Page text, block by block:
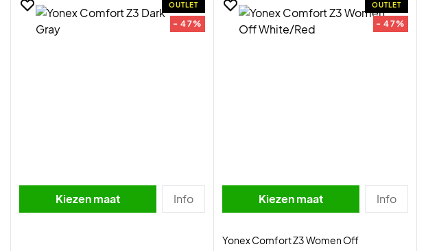
OUTLET
- 47%
Kiezen maat Info
OUTLET
- 47%
Kiezen maat Info
Yonex Comfort Z3 Women Off